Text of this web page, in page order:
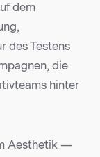
dem
des Testens
die
hinter
Aesthetik —